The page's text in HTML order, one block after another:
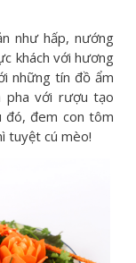
như hấp, nướng
khách với hương
những tín đồ ẩm
pha với rượu tạo
đó, đem con tôm
tuyệt cú mèo!